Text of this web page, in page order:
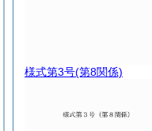
様式第3号(第8関係)